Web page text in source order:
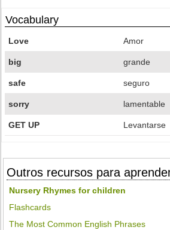
Vocabulary
Love Amor
big grande
safe seguro
sorry lamentable
GET UP Levantarse
Outros recursos para
Nursery Rhymes for children
Flashcards
The Most Common English Phrases